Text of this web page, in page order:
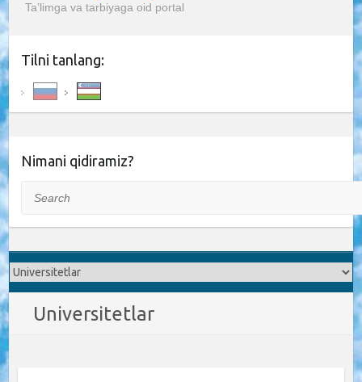
Ta’limga va tarbiyaga oid portal
Tilni tanlang:
Nimani qidiramiz?
Universitetlar